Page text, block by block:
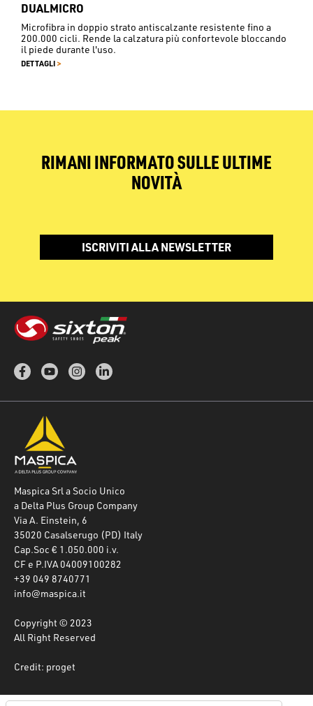
DUALMICRO
Microfibra in doppio strato antiscalzante resistente fino a
200.000 cicli. Rende la calzatura più confortevole bloccando
il piede durante l'uso.
DETTAGLI >
RIMANI INFORMATO SULLE ULTIME
NOVITÀ
ISCRIVITI ALLA NEWSLETTER
Maspica Srl a Socio Unico
a Delta Plus Group Company
Via A. Einstein, 6
35020 Casalserugo (PD) Italy
Cap.Soc € 1.050.000 i.v.
CF e P.IVA 04009100282
+39 049 8740771
info@maspica.it
Copyright © 2023
All Right Reserved
Credit: proget